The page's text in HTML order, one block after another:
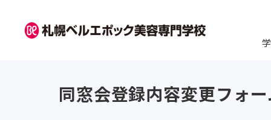
学校紹介
学科紹介
資格・就職
キャンパスライフ
入学案内
訪問者別
オープンキャンパス
同窓会登録内容変更フォ